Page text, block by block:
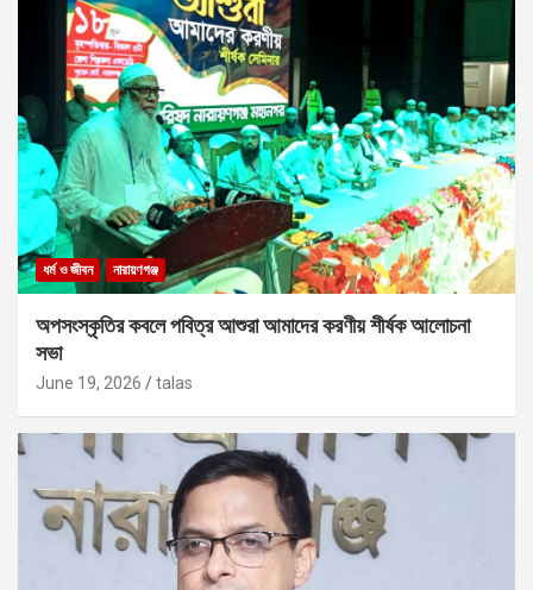
ধর্ম ও জীবন নারায়ণগঞ্জ
অপসংস্কৃতির কবলে পবিত্র আশুরা আমাদের করণীয় শীর্ষক আলোচনা
সভা
June 19, 2026 talas